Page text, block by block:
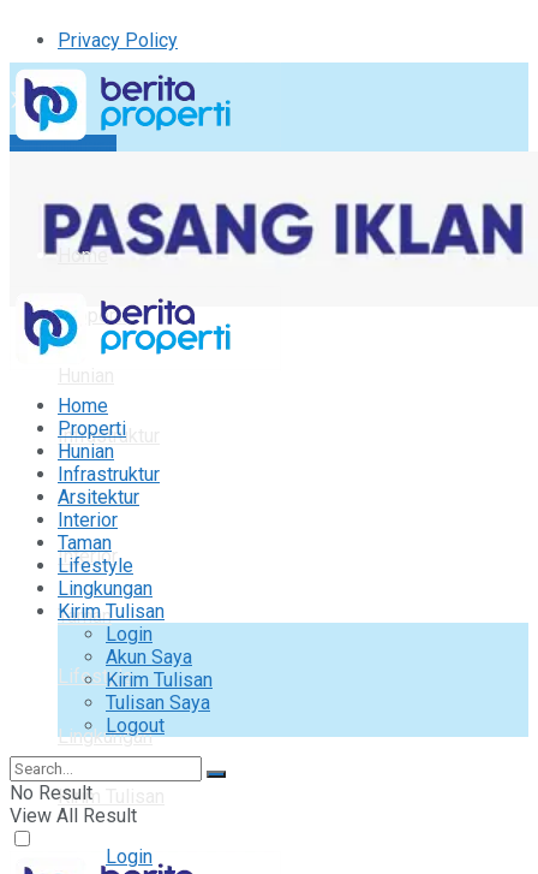
Privacy Policy
Kirim Tulisan
Logout
Home
Properti
Infrastruktur
Arsitektur
Interior
Taman
Lifestyle
Lingkungan
Kirim Tulisan
Login
Home
Properti
Hunian
Infrastruktur
Arsitektur
Interior
Taman
Lifestyle
Lingkungan
Kirim Tulisan
Login
Akun Saya
Kirim Tulisan
Tulisan Saya
Logout
No Result
View All Result